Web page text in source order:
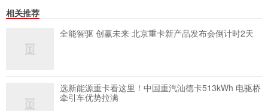
相关推荐
全能智驱 创赢未来 北京重卡新产品发布会倒计时2天
选新能源重卡看这里！中国重汽汕德卡513kWh 电驱桥
牵引车优势拉满